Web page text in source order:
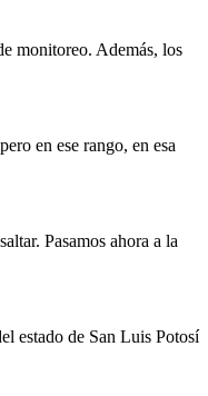
monitoreo. Además, los
en ese rango, en esa
Pasamos ahora a la
estado de San Luis Potosí